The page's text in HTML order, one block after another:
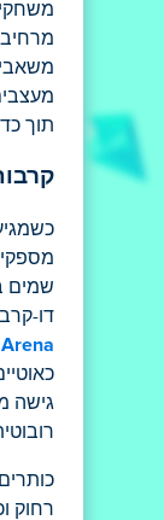
משחקי
תוך
שמים
דו-
גישה
רחוק